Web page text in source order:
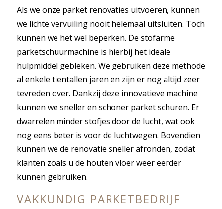
Als we onze parket renovaties uitvoeren, kunnen
we lichte vervuiling nooit helemaal uitsluiten. Toch
kunnen we het wel beperken. De stofarme
parketschuurmachine is hierbij het ideale
hulpmiddel gebleken. We gebruiken deze methode
al enkele tientallen jaren en zijn er nog altijd zeer
tevreden over. Dankzij deze innovatieve machine
kunnen we sneller en schoner parket schuren. Er
dwarrelen minder stofjes door de lucht, wat ook
nog eens beter is voor de luchtwegen. Bovendien
kunnen we de renovatie sneller afronden, zodat
klanten zoals u de houten vloer weer eerder
kunnen gebruiken.
VAKKUNDIG PARKETBEDRIJF